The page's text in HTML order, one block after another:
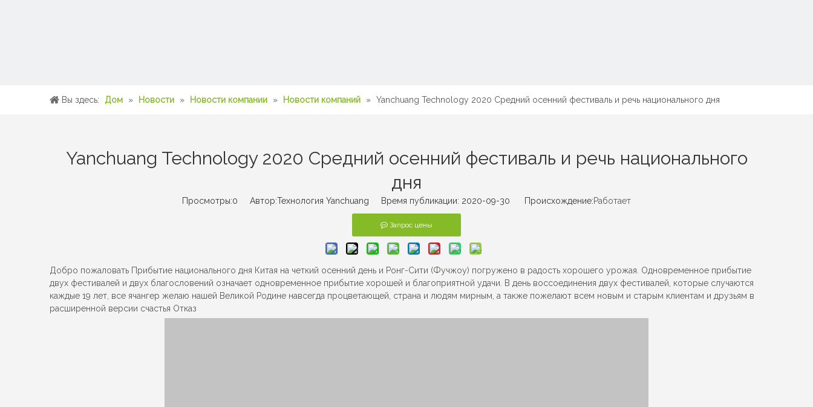
Вы здесь: Дом » Новости » Новости компании » Новости компаний » Yanchuang Technology 2020 Средний осенний фестиваль и речь национального дня
Yanchuang Technology 2020 Средний осенний фестиваль и речь национального
дня
Просмотры:0 Автор:Технология Yanchuang Время публикации: 2020-09-30 Происхождение:Работает
Запрос цены
Добро пожаловать Прибытие национального дня Китая на четкий осенний день и Ронг-Сити (Фучжоу) погружено в радость хорошего урожая. Одновременное прибытие
двух фестивалей и двух благословений означает одновременное прибытие хорошей и благоприятной удачи. В день воссоединения двух фестивалей, которые случаются
каждые 19 лет, все ячангер желаю нашей Великой Родине навсегда процветающей, страна и людям мирным, а также пожелают всем новым и старым клиентам и друзьям в
расширенной версии счастья Отказ